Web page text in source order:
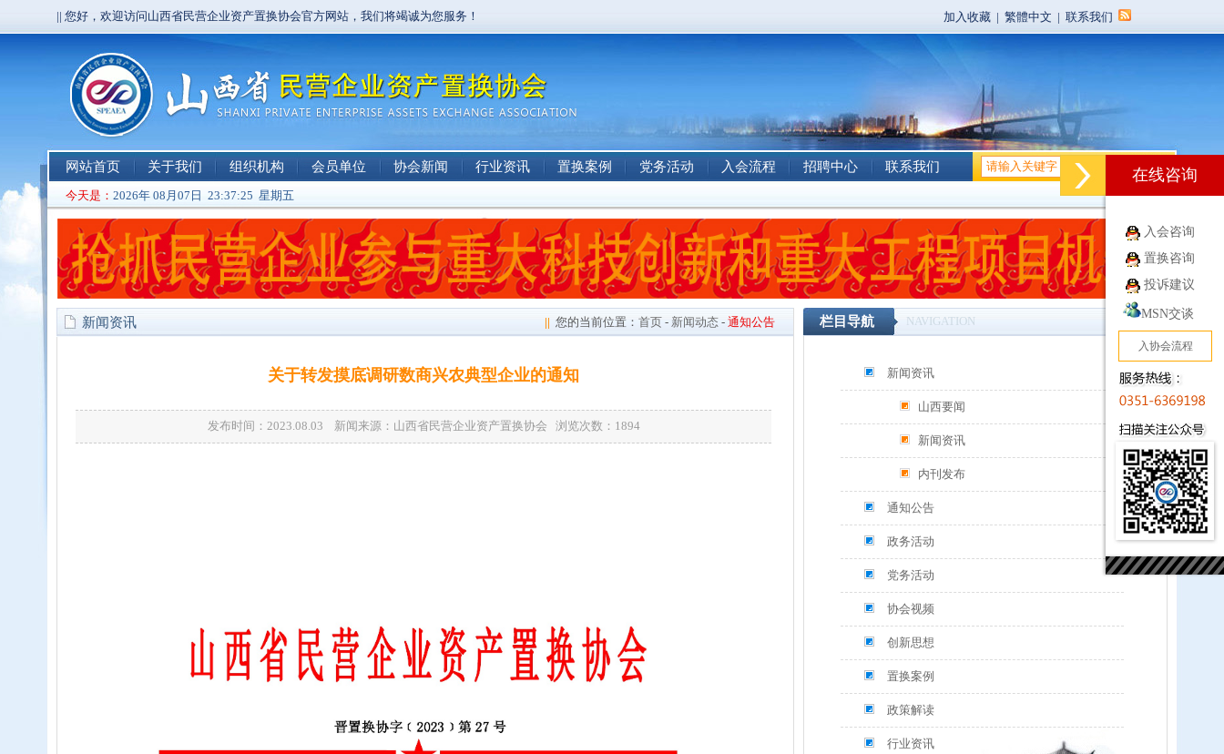
|| 您好，欢迎访问山西省民营企业资产置换协会官方网站，我们将竭诚为您服务！ 加入收藏 | 繁體中文 | 联系我们
网站首页 关于我们 组织机构 会员单位 协会新闻 行业资讯 置换案例 党务活动 入会流程 招聘中心 联系我们
今天是： 2026年 08月07日 23:37:27 星期五
新闻资讯 || 您的当前位置： 首页 - 新闻动态 - 通知公告
关于转发摸底调研数商兴农典型企业的通知
发布时间：2023.08.03 新闻来源：山西省民营企业资产置换协会 浏览次数： 1894
栏目导航 NAVIGATION
新闻资讯
山西要闻
新闻资讯
内刊发布
通知公告
政务活动
党务活动
协会视频
创新思想
置换案例
政策解读
行业资讯
在线咨询
入会咨询
置换咨询
投诉建议
MSN交谈
入协会流程